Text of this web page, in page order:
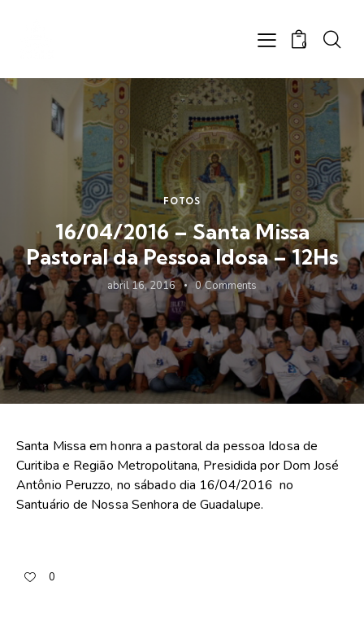
0
FOTOS
16/04/2016 – Santa Missa
Pastoral da Pessoa Idosa – 12Hs
abril 16, 2016 0 Comments
Santa Missa em honra a pastoral da pessoa Idosa de
Curitiba e Região Metropolitana, Presidida por Dom José
Antônio Peruzzo, no sábado dia 16/04/2016 no
Santuário de Nossa Senhora de Guadalupe.
0